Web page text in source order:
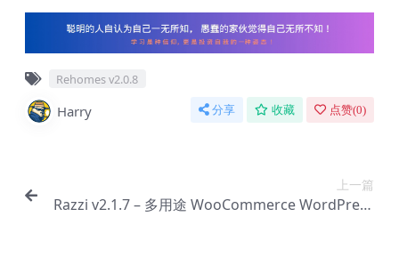
Rehomes v2.0.8
Harry 分享 收藏 点赞(0)
上一篇
Razzi v2.1.7 – 多用途 WooCommerce WordPress